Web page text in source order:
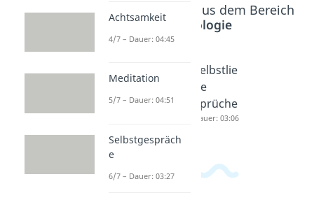
Beliebte Inhalte aus dem Bereich
Psychologie
Loslasse
Dauer: 04:17
be
Dauer: 04:25
Selbstlie
be
Sprüche
Dauer: 03:06
Achtsamkeit
4/7 – Dauer: 04:45
Meditation
5/7 – Dauer: 04:51
Selbstgespräch
e
6/7 – Dauer: 03:27